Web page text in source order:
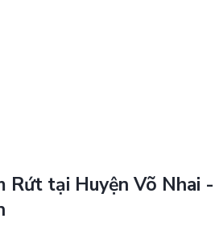
Rứt tại Huyện Võ Nhai -